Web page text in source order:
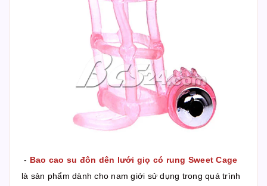
- Bao cao su đôn dên lưới giọ có rung Sweet Cage
là sản phẩm dành cho nam giới sử dụng trong quá trình